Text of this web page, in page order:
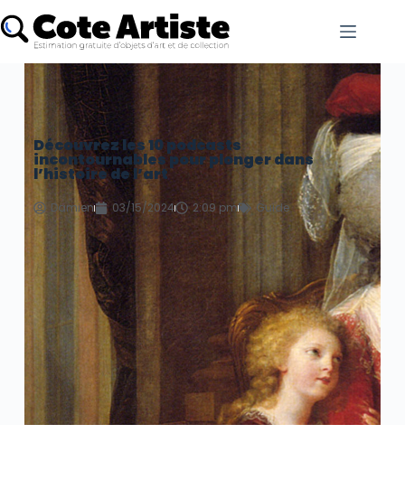
Découvrez les 10 podcasts
incontournables pour plonger dans
l’histoire de l’art
Damien 03/15/2024 2:09 pm Guide